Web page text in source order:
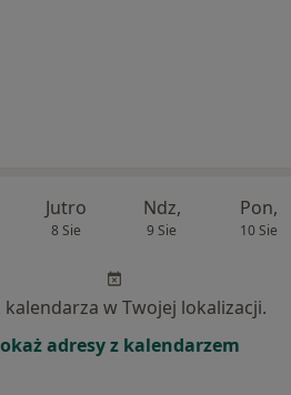
Jutro
8 Sie
Ndz,
9 Sie
Pon,
10 Sie
kalendarza w Twojej lokalizacji.
adresy z kalendarzem